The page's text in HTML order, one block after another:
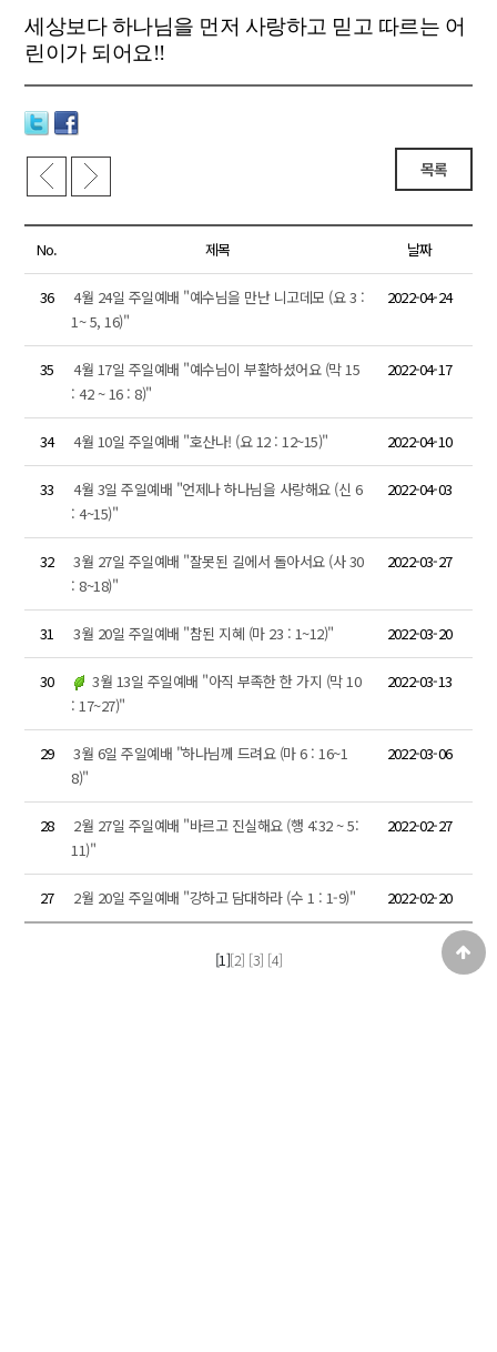
세상보다 하나님을 먼저 사랑하고 믿고 따르는 어
린이가 되어요!!
목록
No. 제목 날짜
36
4월 24일 주일예배 "예수님을 만난 니고데모 (요 3 :
1~ 5, 16)"
2022-04-24
35
4월 17일 주일예배 "예수님이 부활하셨어요 (막 15
: 42 ~ 16 : 8)"
2022-04-17
34 4월 10일 주일예배 "호산나! (요 12 : 12~15)" 2022-04-10
33
4월 3일 주일예배 "언제나 하나님을 사랑해요 (신 6
: 4~15)"
2022-04-03
32
3월 27일 주일예배 "잘못된 길에서 돌아서요 (사 30
: 8~18)"
2022-03-27
31 3월 20일 주일예배 "참된 지혜 (마 23 : 1~12)" 2022-03-20
30
3월 13일 주일예배 "아직 부족한 한 가지 (막 10
: 17~27)"
2022-03-13
29
3월 6일 주일예배 "하나님께 드려요 (마 6 : 16~1
8)"
2022-03-06
28
2월 27일 주일예배 "바르고 진실해요 (행 4:32 ~ 5:
11)"
2022-02-27
27 2월 20일 주일예배 "강하고 담대하라 (수 1 : 1-9)" 2022-02-20
[1][2] [3] [4]